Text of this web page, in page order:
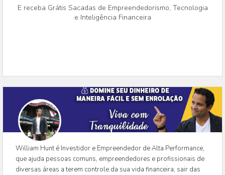
E receba Grátis Sacadas de Empreendedorismo, Tecnologia
e Inteligência Financeira
William Hunt é Investidor e Empreendedor de Alta Performance,
que ajuda pessoas comuns, empreendedores e profissionais de
diversas áreas a terem controle da sua vida financeira, sair das